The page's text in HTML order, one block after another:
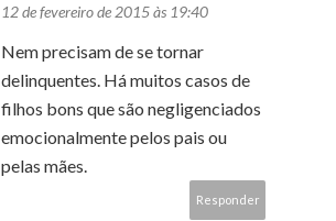
12 de fevereiro de 2015 às 19:40
Nem precisam de se tornar
delinquentes. Há muitos casos de
filhos bons que são negligenciados
emocionalmente pelos pais ou
pelas mães.
Responder